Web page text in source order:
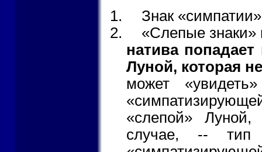
Знак
«Слепые знаки»
натива
Луной, которая
может
«слепой»
случае, -- тип